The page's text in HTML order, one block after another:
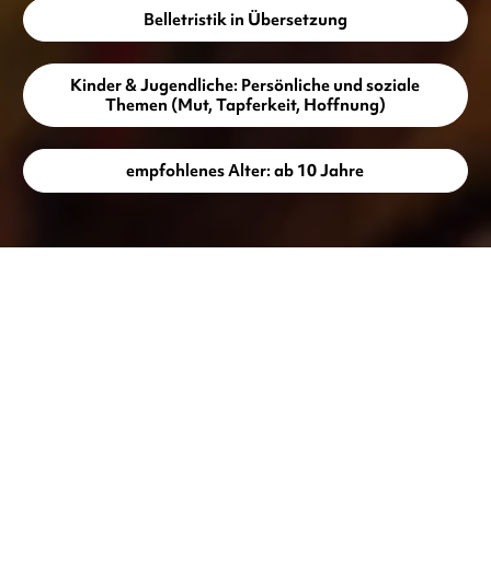
Belletristik in Übersetzung
Kinder & Jugendliche: Persönliche und soziale
Themen (Mut, Tapferkeit, Hoffnung)
empfohlenes Alter: ab 10 Jahre